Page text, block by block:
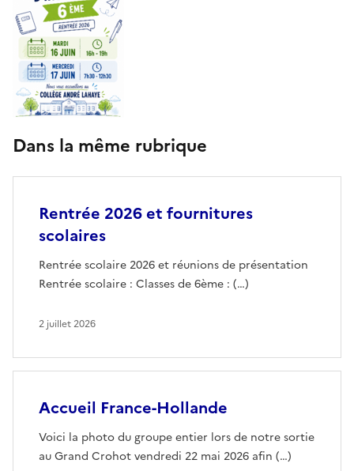
Dans la même rubrique
Rentrée 2026 et fournitures
scolaires
Rentrée scolaire 2026 et réunions de présentation
Rentrée scolaire : Classes de 6ème : (…)
2 juillet 2026
Accueil France-Hollande
Voici la photo du groupe entier lors de notre sortie
au Grand Crohot vendredi 22 mai 2026 afin (…)